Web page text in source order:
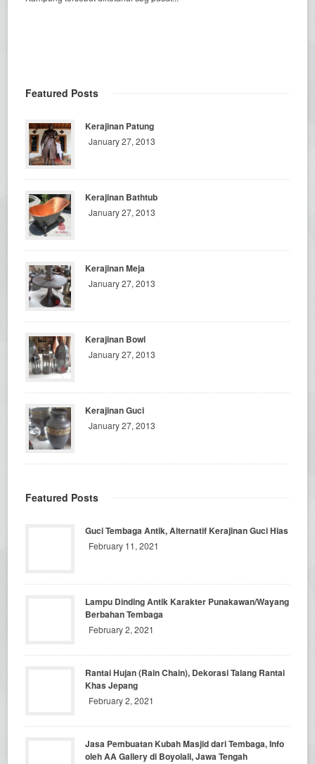
Featured Posts
Kerajinan Patung
January 27, 2013
Kerajinan Bathtub
January 27, 2013
Kerajinan Meja
January 27, 2013
Kerajinan Bowl
January 27, 2013
Kerajinan Guci
January 27, 2013
Featured Posts
Guci Tembaga Antik, Alternatif Kerajinan Guci Hias
February 11, 2021
Lampu Dinding Antik Karakter Punakawan/Wayang
Berbahan Tembaga
February 2, 2021
Rantai Hujan (Rain Chain), Dekorasi Talang Rantai
Khas Jepang
February 2, 2021
Jasa Pembuatan Kubah Masjid dari Tembaga, Info
oleh AA Gallery di Boyolali, Jawa Tengah